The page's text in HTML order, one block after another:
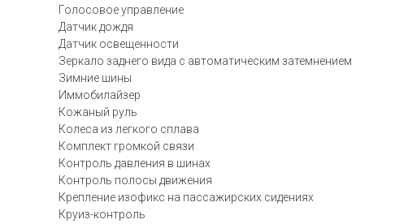
Голосовое управление
Датчик дождя
Датчик освещенности
Зеркало заднего вида с автоматическим затемнением
Зимние шины
Иммобилайзер
Кожаный руль
Колеса из легкого сплава
Комплект громкой связи
Контроль давления в шинах
Контроль полосы движения
Крепление изофикс на пассажирских сидениях
Круиз-контроль